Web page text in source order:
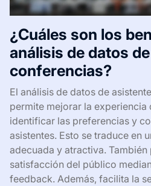
¿Cuáles son los
análisis de datos
conferencias?
El análisis de datos de
permite mejorar la experiencia
identificar las preferencias y
asistentes. Esto se traduce en
adecuada y atractiva. También
satisfacción del público
feedback. Además, facilita la